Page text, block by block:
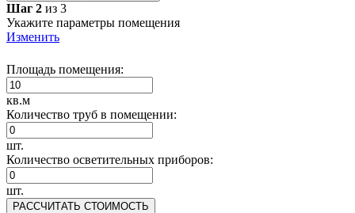
Шаг 2 из 3
Укажите параметры помещения
Изменить
Площадь помещения:
кв.м
Количество труб в помещении:
шт.
Количество осветительных приборов:
шт.
РАССЧИТАТЬ СТОИМОСТЬ